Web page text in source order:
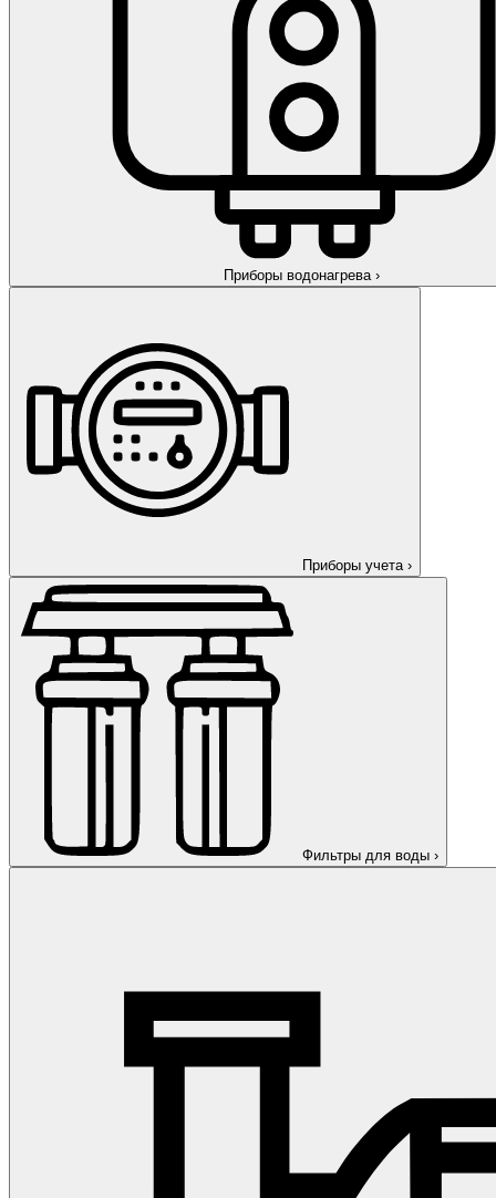
Приборы водонагрева ›
Приборы учета ›
Фильтры для воды ›